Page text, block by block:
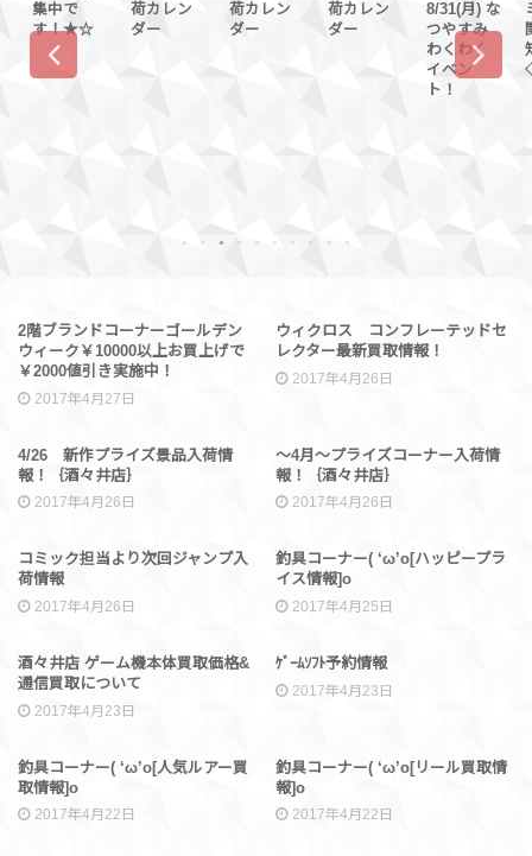
荷カレン
ダー
荷カレン
ダー
荷カレン
ダー
8/31(月) な
つやすみ
ミックに
関するお
知らせ
◇◆
1 2 3 4 5 6 7 8 9 10
ブランド
2階ブランドコーナーゴールデン
ウィーク￥10000以上お買上げで
￥2000値引き実施中！
2017年4月27日
買取情報
ウィクロス コンフレーテッドセ
レクター最新買取情報！
2017年4月26日
入荷情報
4/26 新作プライズ景品入荷情
報！｛酒々井店｝
2017年4月26日
入荷情報
～4月～プライズコーナー入荷情
報！｛酒々井店｝
2017年4月26日
入荷情報
コミック担当より次回ジャンプ入
荷情報
2017年4月26日
SALE
釣具コーナー( ‘ω’o[ハッピープラ
イス情報]o
2017年4月25日
買取情報
酒々井店 ゲーム機本体買取価格&
通信買取について
2017年4月23日
ｹﾞｰﾑｿﾌﾄ予約情報
2017年4月23日
買取情報
釣具コーナー( ‘ω’o[人気ルアー買
取情報]o
2017年4月22日
買取情報
釣具コーナー( ‘ω’o[リール買取情
報]o
2017年4月22日